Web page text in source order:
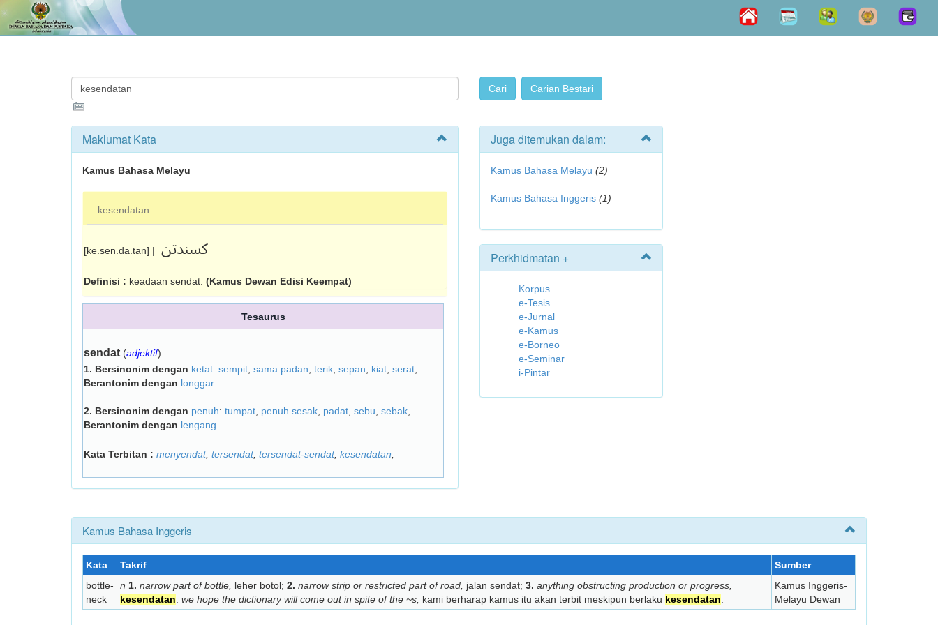
Maklumat Kata
Kamus Bahasa Melayu
kesendatan
[ke.sen.da.tan] | کسندتن
Definisi : keadaan sendat. (Kamus Dewan Edisi Keempat)
Tesaurus
sendat (adjektif)
1. Bersinonim dengan ketat: sempit sama padan terik sepan kiat serat
Berantonim dengan longgar
2. Bersinonim dengan penuh: tumpat penuh sesak padat sebu sebak
Berantonim dengan lengang
Kata Terbitan : menyendat, tersendat, tersendat-sendat, kesendatan
Juga ditemukan dalam:
Kamus Bahasa Melayu (2)
Kamus Bahasa Inggeris (1)
Perkhidmatan +
Korpus
e-Tesis
e-Jurnal
e-Kamus
e-Borneo
e-Seminar
i-Pintar
Kamus Bahasa Inggeris
Kata Takrif
Sumber
bottle-
neck
n 1. narrow part of bottle, leher botol; 2. narrow strip or restricted part of road, jalan sendat; 3. anything obstructing production or progress,
kesendatan: we hope the dictionary will come out in spite of the ~s, kami berharap kamus itu akan terbit meskipun berlaku kesendatan
Kamus Inggeris-
Melayu Dewan